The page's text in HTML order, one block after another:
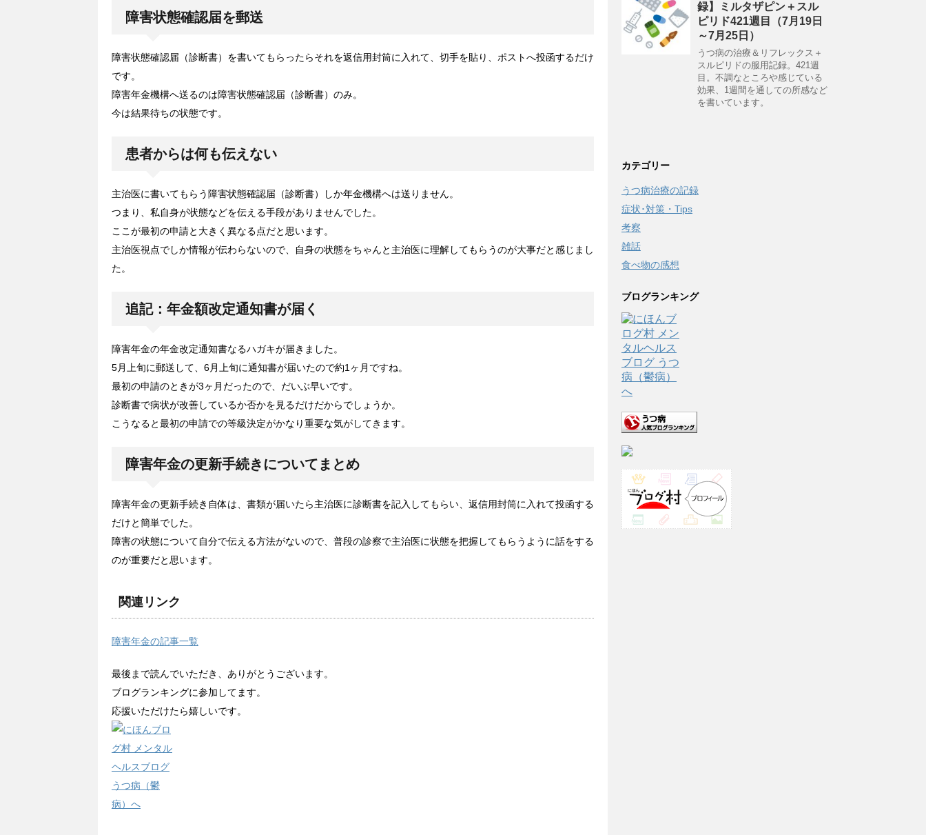
障害状態確認届を郵送
障害状態確認届（診断書）を書いてもらったらそれを返信用封筒に入れて、切手を貼り、ポストへ投函するだけ
です。
障害年金機構へ送るのは障害状態確認届（診断書）のみ。
今は結果待ちの状態です。
患者からは何も伝えない
主治医に書いてもらう障害状態確認届（診断書）しか年金機構へは送りません。
つまり、私自身が状態などを伝える手段がありませんでした。
ここが最初の申請と大きく異なる点だと思います。
主治医視点でしか情報が伝わらないので、自身の状態をちゃんと主治医に理解してもらうのが大事だと感じまし
た。
追記：年金額改定通知書が届く
障害年金の年金改定通知書なるハガキが届きました。
5月上旬に郵送して、6月上旬に通知書が届いたので約1ヶ月ですね。
最初の申請のときが3ヶ月だったので、だいぶ早いです。
診断書で病状が改善しているか否かを見るだけだからでしょうか。
こうなると最初の申請での等級決定がかなり重要な気がしてきます。
障害年金の更新手続きについてまとめ
障害年金の更新手続き自体は、書類が届いたら主治医に診断書を記入してもらい、返信用封筒に入れて投函する
だけと簡単でした。
障害の状態について自分で伝える方法がないので、普段の診察で主治医に状態を把握してもらうように話をする
のが重要だと思います。
関連リンク
障害年金の記事一覧
最後まで読んでいただき、ありがとうございます。
ブログランキングに参加してます。
応援いただけたら嬉しいです。
録】ミルタザピン＋スル
ピリド421週目（7月19日
～7月25日）
うつ病の治療＆リフレックス＋
スルピリドの服用記録。421週
目。不調なところや感じている
効果、1週間を通しての所感など
を書いています。
カテゴリー
うつ病治療の記録
症状･対策・Tips
考察
雑話
食べ物の感想
ブログランキング